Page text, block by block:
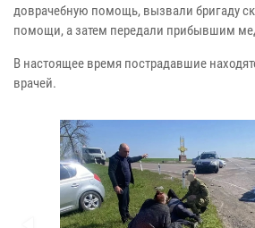
доврачебную помощь, вызвали бригаду
помощи, а затем передали прибывшим
В настоящее время пострадавшие
врачей.